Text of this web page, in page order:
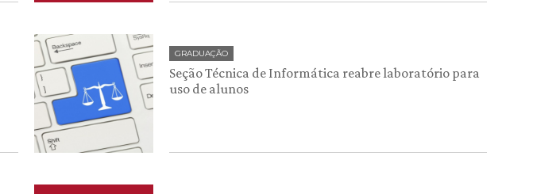
GRADUAÇÃO
Seção Técnica de Informática reabre laboratório para
uso de alunos